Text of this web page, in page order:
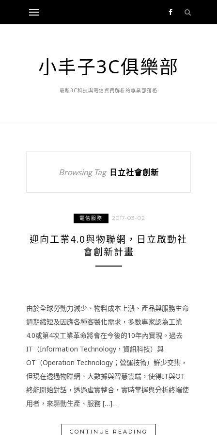
小丰子3C俱樂部
最新3C科技與電信資費解析的專業部落格
Browsing Tag 日立社會創新
電信服務 2017-03-02
迎向工業4.0與物聯網，日立啟動社
會創新計畫
由於全球勞動力減少、物料成本上漲、產品與服務生命
週期縮短及因應各種客製化需求，多數專家認為工業
4.0或第4次工業革命將會在今後的10年內實現。過去
IT（Information Technology，資訊科技）與
OT（Operation Technology；營運技術）鮮少交集，
但現在透過物聯網、大數據與智慧雲端，使得IT與OT
終能開始對話，透過虛實整合，實時掌握與分析終端使
用者，來驅動生產、服務 […]…
CONTINUE READING